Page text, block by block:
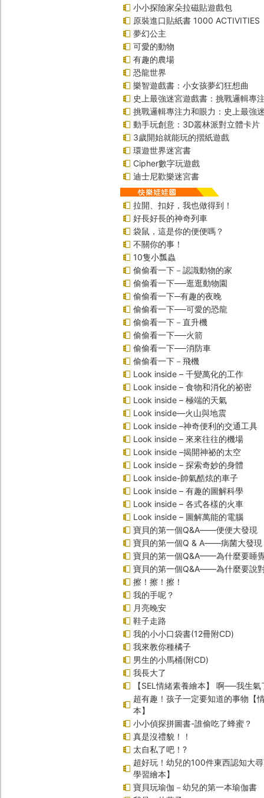
小小探險家朵拉磁貼遊戲包
原裝進口貼紙書 1000 ACTIVITIES
夢幻公主
可愛的動物
有趣的農場
恐龍世界
樂智遊戲書：小女孩夢幻狂想曲
史上最強迷宮遊戲書：挑戰邏輯專
挑戰邏輯專注力和眼力：史上最強
動手玩創意：3D叢林派對立體卡片
3歲開始就能玩的摺紙遊戲
環遊世界迷宮書
Cipher數字玩遊戲
迪士尼歡樂迷宮書
拉開、扣好，我也做得到！
好長好長的神奇列車
袋鼠，這是你的便便嗎？
不關你的事！
10隻小瓢蟲
偷偷看一下－認識動物的家
偷偷看一下──逛逛動物園
偷偷看一下─有趣的夜晚
偷偷看一下──可愛的恐龍
偷偷看一下－直升機
偷偷看一下──火箭
偷偷看一下──消防車
偷偷看一下－飛機
Look inside – 千變萬化的工作
Look inside – 食物和消化的祕密
Look inside – 極端的天氣
Look inside—火山與地震
Look inside –神奇便利的交通工具
Look inside – 來來往往的機場
Look inside –揭開神祕的太空
Look inside – 探索奇妙的身體
Look inside-帥氣酷炫的車子
Look inside – 有趣的圖解科學
Look inside – 各式各樣的火車
Look inside – 圖解萬能的電腦
寶貝的第一個Q&A――便便大發現
寶貝的第一個Q & A――病菌大發現
寶貝的第一個Q&A——為什麼要睡
寶貝的第一個Q&A――為什麼要說
擦！擦！擦！
我的手呢？
月亮晚安
鞋子走路
我的小小口袋書(12冊附CD)
我來教你種橘子
男生的小馬桶(附CD)
我長大了
【SEL情緒素養繪本】 啊──我生
超有趣！孩子一定要知道的事物【
本】
小小偵探拼圖書-誰偷吃了蜂蜜？
真是沒禮貌！！
太自私了吧！?
超好玩！幼兒的100件東西認知大
學習繪本】
寶貝玩瑜伽－幼兒的第一本瑜伽書